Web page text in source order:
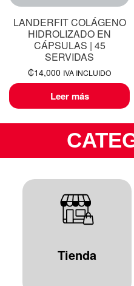
LANDERFIT COLÁGENO
HIDROLIZADO EN
CÁPSULAS | 45
SERVIDAS
₡14,000 IVA INCLUIDO
Leer más
Tienda